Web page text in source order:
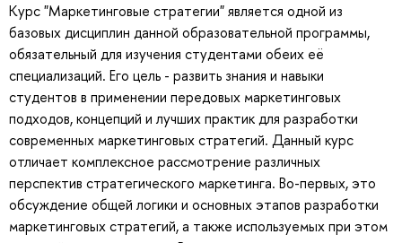
Курс "Маркетинговые стратегии" является одной из
базовых дисциплин данной образовательной программы,
обязательный для изучения студентами обеих её
специализаций. Его цель - развить знания и навыки
студентов в применении передовых маркетинговых
подходов, концепций и лучших практик для разработки
современных маркетинговых стратегий. Данный курс
отличает комплексное рассмотрение различных
перспектив стратегического маркетинга. Во-первых, это
обсуждение общей логики и основных этапов разработки
маркетинговых стратегий, а также используемых при этом